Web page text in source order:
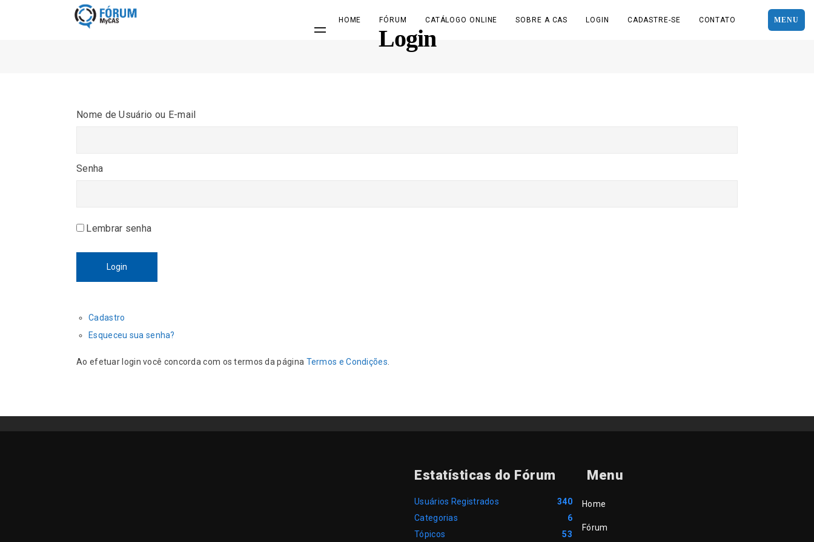
MENU
HOME FÓRUM CATÁLOGO ONLINE SOBRE A CAS LOGIN CADASTRE-SE CONTATO
Login
Nome de Usuário ou E-mail
Senha
Lembrar senha
Login
Cadastro
Esqueceu sua senha?
Ao efetuar login você concorda com os termos da página Termos e Condições
Estatísticas do Fórum
Usuários Registrados
340
Categorias
6
Tópicos
53
Menu
Home
Fórum